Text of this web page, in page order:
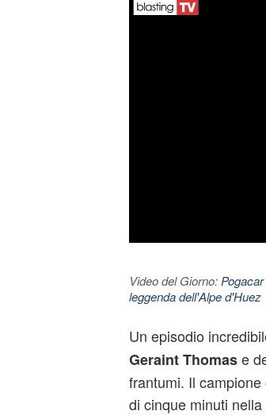
Video del Giorno:
leggenda dell'Alpe d'Huez
Un episodio
Geraint Thomase
frantumi. Il
di cinque minuti